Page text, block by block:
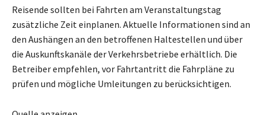
Reisende sollten bei Fahrten am Veranstaltungstag
zusätzliche Zeit einplanen. Aktuelle Informationen sind an
den Aushängen an den betroffenen Haltestellen und über
die Auskunftskanäle der Verkehrsbetriebe erhältlich. Die
Betreiber empfehlen, vor Fahrtantritt die Fahrpläne zu
prüfen und mögliche Umleitungen zu berücksichtigen.